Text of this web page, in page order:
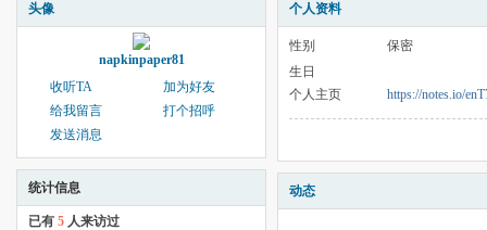
头像
napkinpaper81
收听TA
加为好友
给我留言
打个招呼
发送消息
统计信息
已有 5 人来访过
个人资料
性别
保密
生日
个人主页
https://notes.io/
动态